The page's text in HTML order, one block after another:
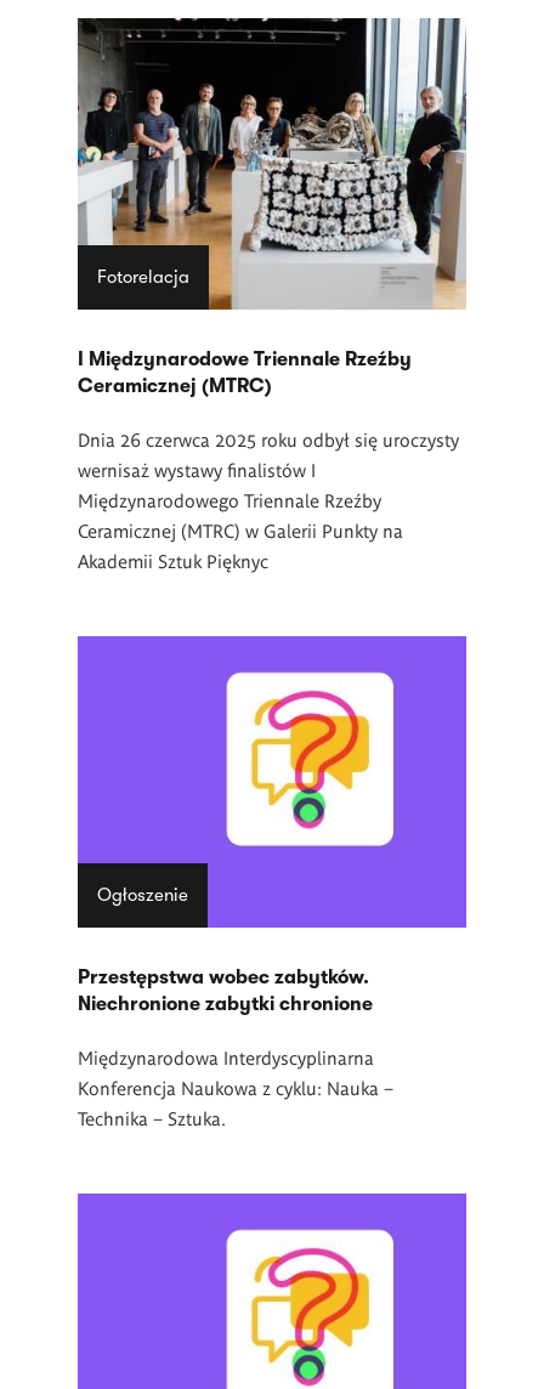
Fotorelacja
I Międzynarodowe Triennale Rzeźby
Ceramicznej (MTRC)
Dnia 26 czerwca 2025 roku odbył się uroczysty
wernisaż wystawy finalistów I
Międzynarodowego Triennale Rzeźby
Ceramicznej (MTRC) w Galerii Punkty na
Akademii Sztuk Pięknyc
Ogłoszenie
Przestępstwa wobec zabytków.
Niechronione zabytki chronione
Międzynarodowa Interdyscyplinarna
Konferencja Naukowa z cyklu: Nauka –
Technika – Sztuka.